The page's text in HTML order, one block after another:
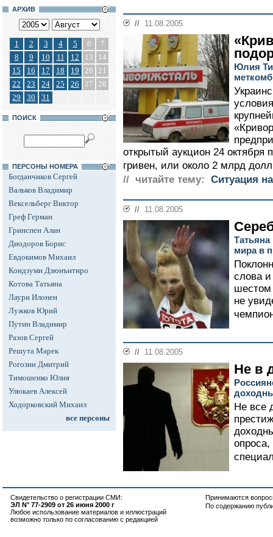
АРХИВ
1 2 3 4 5 6
7
8
9 10 11 12 13
14
15
16 17 18 19 20 21
22
23 24 25 26 27 28
29
30 31
ПОИСК
ПЕРСОНЫ НОМЕРА
Богданчиков Сергей
Вальков Владимир
Вексельберг Виктор
Греф Герман
Гринспен Алан
Диодоров Борис
Евдокимов Михаил
Коидзуми Дзюнъитиро
Котова Татьяна
Лаури Илонен
Лужков Юрий
Путин Владимир
Разов Сергей
Решута Марек
Рогозин Дмитрий
Тимошенко Юлия
Улюкаев Алексей
Ходорковский Михаил
все персоны
// 11.08.2005
Юлия
открытый аукцион 24 октября
гривен, или около 2 млрд
// читайте тему:
Ситуация
// 11.08.2005
мира в
слова
шестом
не
// 11.08.2005
Не в
Не все
опроса,
Свидетельство о регистрации СМИ:
ЭЛ N° 77-2909 от 26 июня 2000 г
Любое использование материалов и иллюстраций
возможно только по согласованию с редакцией
Принимаются
По содержанию